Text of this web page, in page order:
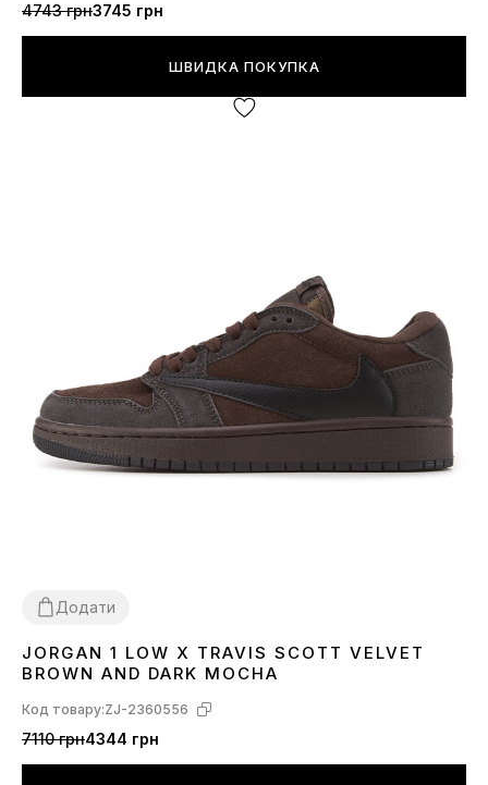
4743 грн3745 грн
ШВИДКА ПОКУПКА
Додати
36373839 4041424344 45
JORGAN 1 LOW X TRAVIS SCOTT VELVET
BROWN AND DARK MOCHA
Код товару:ZJ-2360556
7110 грн4344 грн